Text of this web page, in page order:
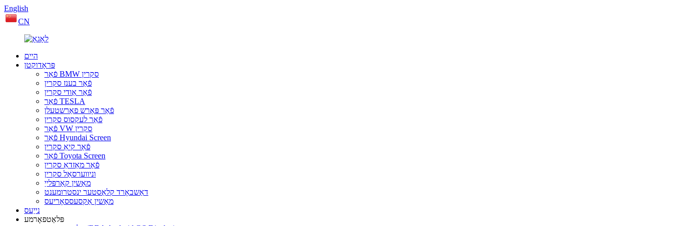
English
CN
היים
פּראָדוקטן
פֿאַר BMW סקרין
פֿאַר בענז סקרין
פֿאַר אַודי סקרין
פֿאַר TESLA
פֿאַר פּאָרש פאַרשטעלן
פֿאַר לעקסוס סקרין
פֿאַר VW סקרין
פֿאַר Hyundai Screen
פֿאַר קיאַ סקרין
פֿאַר Toyota Screen
פֿאַר מאַזדאַ סקרין
וניווערסאַל סקרין
מאַשין קאַרפּלייַ
דאַשבאָרד קלאַסטער ינסטרומענט
מאַשין אַקסעססאָריעס
נייַעס
פּלאַטפאָרמע